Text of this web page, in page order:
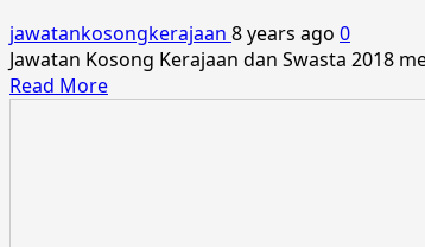
jawatankosongkerajaan 8 years ago 0
Jawatan Kosong Kerajaan dan Swasta 2018
Read MoreRead